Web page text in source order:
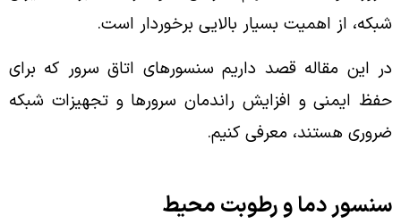
شبکه، از اهمیت بسیار بالایی برخوردار است.
در این مقاله قصد داریم سنسورهای اتاق سرور که برای
حفظ ایمنی و افزایش راندمان سرورها و تجهیزات شبکه
ضروری هستند، معرفی کنیم.
سنسور دما و رطوبت محیط